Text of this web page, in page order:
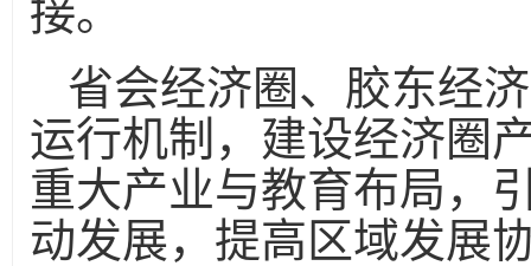
接。
省会经济圈、胶东经
运行机制，建设经济圈
重大产业与教育布局，
动发展，提高区域发展